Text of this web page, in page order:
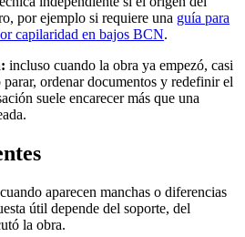
por ejemplo si requiere una guía para
capilaridad en bajos BCN.
incluso cuando la obra ya empezó, casi
ordenar documentos y redefinir el
suele encarecer más que una
aparecen manchas o diferencias
útil depende del soporte, del
la obra.